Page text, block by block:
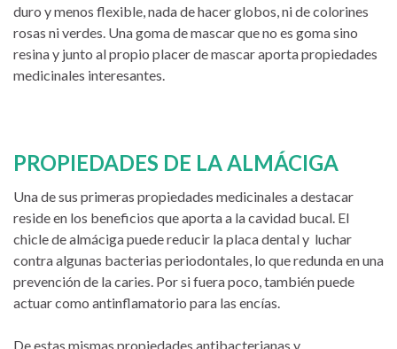
duro y menos flexible, nada de hacer globos, ni de colorines
rosas ni verdes. Una goma de mascar que no es goma sino
resina y junto al propio placer de mascar aporta propiedades
medicinales interesantes.
PROPIEDADES DE LA ALMÁCIGA
Una de sus primeras propiedades medicinales a destacar
reside en los beneficios que aporta a la cavidad bucal. El
chicle de almáciga puede reducir la placa dental y luchar
contra algunas bacterias periodontales, lo que redunda en una
prevención de la caries. Por si fuera poco, también puede
actuar como antinflamatorio para las encías.
De estas mismas propiedades antibacterianas y